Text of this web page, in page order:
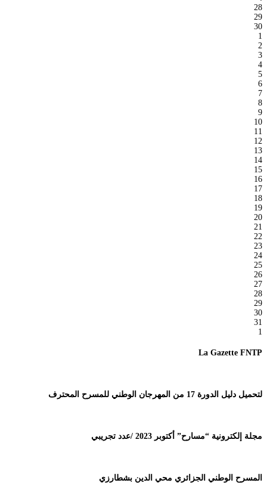
28
29
30
1
2
3
4
5
6
7
8
9
10
11
12
13
14
15
16
17
18
19
20
21
22
23
24
25
26
27
28
29
30
31
1
La Gazette FNTP
لتحميل دليل الدورة 17 من المهرجان الوطني للمسرح المحترف
مجلة إلكترونية “مسارح” أكتوبر 2023 /عدد تجريبي
المسرح الوطني الجزائري محي الدين بشطارزي